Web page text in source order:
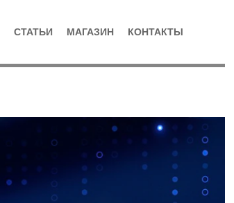
СТАТЬИ МАГАЗИН КОНТАКТЫ